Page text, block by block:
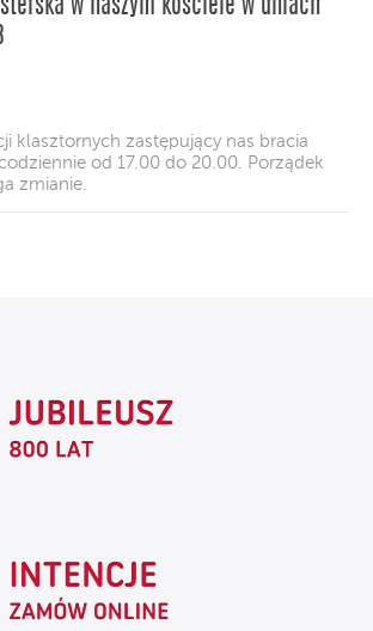
w naszym kościele w dniach
klasztornych zastępujący nas bracia
od 17.00 do 20.00. Porządek
zmianie.